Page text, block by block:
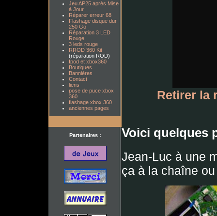
Jeu AP25 après Mise
à Jour
Réparer erreur 68
Flashage disque dur
250 Go
Réparation 3 LED
Rouge
3 leds rouge
RROD 360 Kit
(réparation ROD)
Ipod et xbox360
Boutiques
Bannières
Contact
liens
pose de puce xbox
360
flashage xbox 360
anciennes pages
Partenaires :
Retirer la
Voici quelques
Jean-Luc à une
ça à la chaîne